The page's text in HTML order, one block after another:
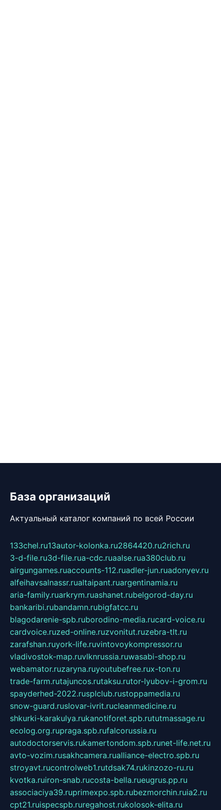
База организаций
Актуальный каталог компаний по всей России
133chel.ru13autor-kolonka.ru2864420.ru2rich.ru
3-d-file.ru3d-file.rua-cdc.ruaalse.rua380club.ru
airgungames.ruaccounts-112.ruadler-jun.ruadonyev.ru
alfeihavsalnassr.rualtaipant.ruargentinamia.ru
aria-family.ruarkrym.ruashanet.rubelgorod-day.ru
bankaribi.rubandamn.rubigfatcc.ru
blagodarenie-spb.ruborodino-media.rucard-voice.ru
cardvoice.ruzed-online.ruzvonitut.ruzebra-tlt.ru
zarafshan.ruyork-life.ruvintovoykompressor.ru
vladivostok-map.ruvlknrussia.ruwasabi-shop.ru
webamator.ruzaryna.ruyoutubefree.rux-ton.ru
trade-farm.rutajuncos.rutaksu.rutor-lyubov-i-grom.ru
spayderhed-2022.rusplclub.rustoppamedia.ru
snow-guard.ruslovar-ivrit.rucleanmedicine.ru
shkurki-karakulya.rukanotiforet.spb.rututmassage.ru
ecolog.org.rupraga.spb.rufalcorussia.ru
autodoctorservis.rukamertondom.spb.runet-life.net.ru
avto-vozim.rusakhcamera.rualliance-electro.spb.ru
stroyavt.rucontrolweb1.rutdsak74.rukinzozo-ru.ru
kvotka.ruiron-snab.rucosta-bella.rueugrus.pp.ru
associaciya39.ruprimexpo.spb.rubezmorchin.ruia2.ru
cpt21.ruispecspb.ruregahost.rukolosok-elita.ru